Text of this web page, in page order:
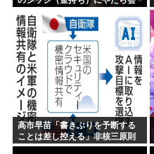
高市早苗「書きぶりを予断する
ことは差し控える」非核三原則
見直しについて